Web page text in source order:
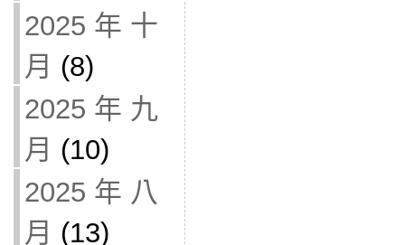
2025 年 十
月 (8)
2025 年 九
月 (10)
2025 年 八
月 (13)